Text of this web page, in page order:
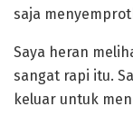
saja
Saya heran
sangat rapi itu.
keluar untuk